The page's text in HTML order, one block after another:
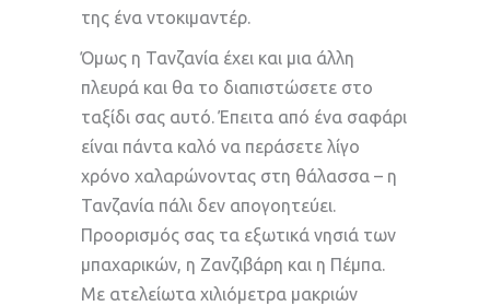
της ένα ντοκιμαντέρ.
Όμως η Τανζανία έχει και μια άλλη
πλευρά και θα το διαπιστώσετε στο
ταξίδι σας αυτό. Έπειτα από ένα σαφάρι
είναι πάντα καλό να περάσετε λίγο
χρόνο χαλαρώνοντας στη θάλασσα – η
Τανζανία πάλι δεν απογοητεύει.
Προορισμός σας τα εξωτικά νησιά των
μπαχαρικών, η Ζανζιβάρη και η Πέμπα.
Με ατελείωτα χιλιόμετρα μακριών